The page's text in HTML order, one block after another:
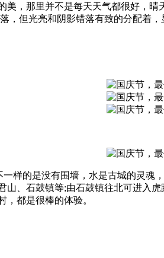
，那里并不是每天天气都很好，
，但光亮和阴影错落有致的分配着，
样的是没有围墙，水是古城的灵
、石鼓镇等;由石鼓镇往北可进入
都是很棒的体验。